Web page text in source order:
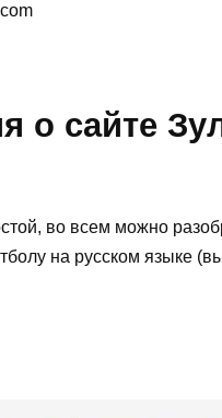
о сайте
во всем можно
на русском языке